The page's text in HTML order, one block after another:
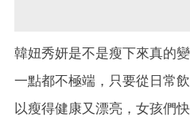
韓妞秀妍是不是瘦下來真的
一點都不極端，只要從日常
以瘦得健康又漂亮，女孩們